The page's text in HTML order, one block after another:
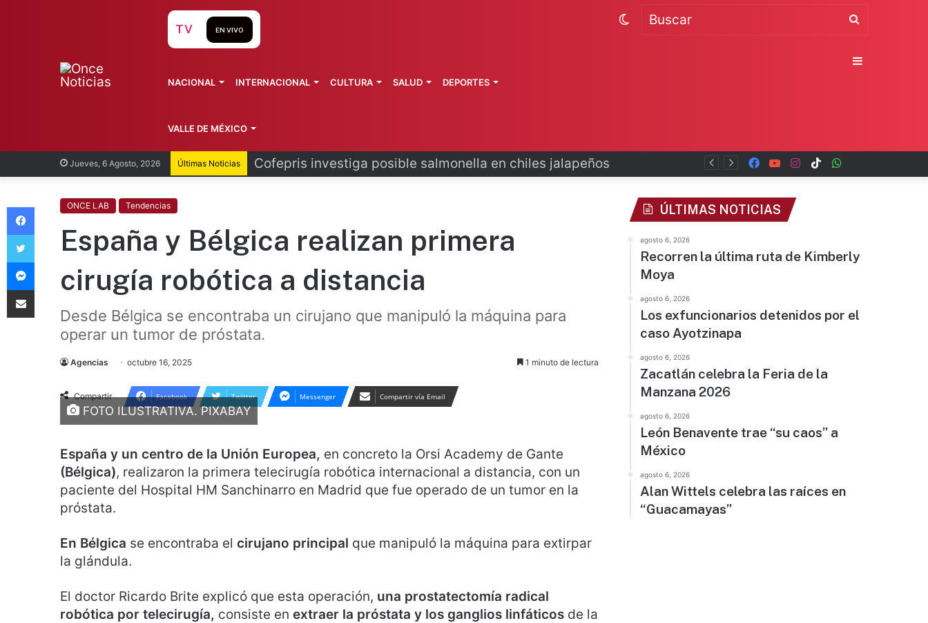
Jueves, 6 Agosto, 2026 Últimas Noticias Recorren la última ruta de Kimberly Moya TikTok
Instagram
YouTube
Facebook
TV EN VIVO
NACIONAL INTERNACIONAL CULTURA SALUD DEPORTES
VALLE DE MÉXICO
Buscar
Switch
Sidebar
ONCE LAB Tendencias
España y Bélgica realizan primera
cirugía robótica a distancia
Desde Bélgica se encontraba un cirujano que manipuló la máquina para
operar un tumor de próstata.
Agencias octubre 16, 2025 1 minuto de lectura
Compartir Facebook Twitter Messenger Compartir vía Email
FOTO ILUSTRATIVA. PIXABAY
España y un centro de la Unión Europea, en concreto la Orsi Academy de Gante
(Bélgica), realizaron la primera telecirugía robótica internacional a distancia, con un
paciente del Hospital HM Sanchinarro en Madrid que fue operado de un tumor en la
próstata.
En Bélgica se encontraba el cirujano principal que manipuló la máquina para extirpar
la glándula.
El doctor Ricardo Brite explicó que esta operación, una prostatectomía radical
robótica por telecirugía, consiste en extraer la próstata y los ganglios linfáticos de la
ÚLTIMAS NOTICIAS
agosto 6, 2026
Recorren la última ruta de Kimberly
Moya
agosto 6, 2026
Los exfuncionarios detenidos por el
caso Ayotzinapa
agosto 6, 2026
Zacatlán celebra la Feria de la
Manzana 2026
agosto 6, 2026
León Benavente trae “su caos” a
México
agosto 6, 2026
Alan Wittels celebra las raíces en
“Guacamayas”
Facebook
Twitter
Messenger
Compartir vía Email